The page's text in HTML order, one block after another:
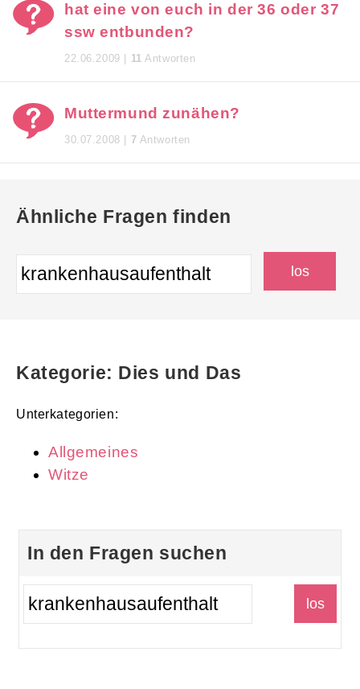
hat eine von euch in der 36 oder 37
ssw entbunden?
22.06.2009 | 11 Antworten
Muttermund zunähen?
30.07.2008 | 7 Antworten
Ähnliche Fragen finden
Kategorie: Dies und Das
Unterkategorien:
Allgemeines
Witze
In den Fragen suchen